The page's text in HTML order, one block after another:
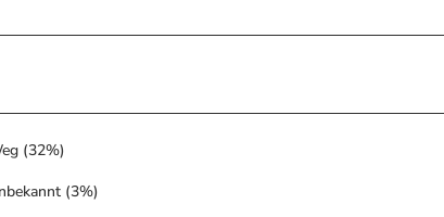
(32%)
(3%)